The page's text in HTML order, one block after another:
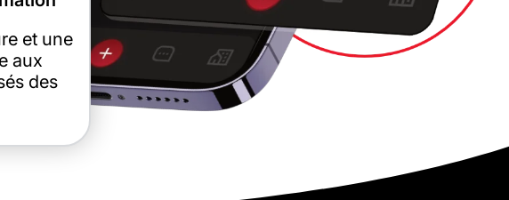
et une
aux
des